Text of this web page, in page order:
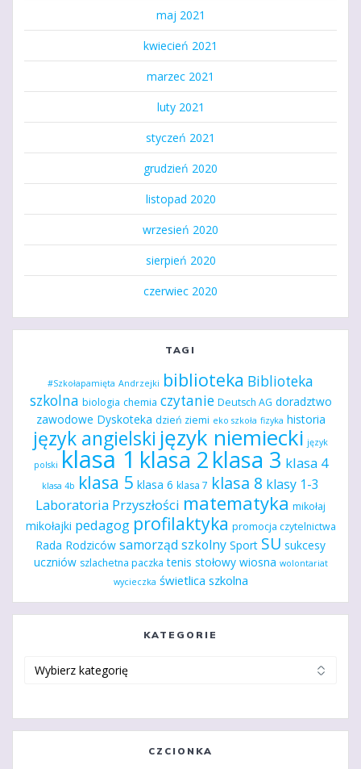
maj 2021
kwiecień 2021
marzec 2021
luty 2021
styczeń 2021
grudzień 2020
listopad 2020
wrzesień 2020
sierpień 2020
czerwiec 2020
TAGI
#Szkołapamięta Andrzejki biblioteka Biblioteka
szkolna biologia chemia czytanie Deutsch AG doradztwo
zawodowe Dyskoteka dzień ziemi eko szkoła fizyka historia
język angielski język niemiecki język
polski klasa 1 klasa 2klasa 3 klasa 4
klasa 4b klasa 5 klasa 6 klasa 7 klasa 8 klasy 1-3
Laboratoria Przyszłości matematyka mikołaj
mikołajki pedagog profilaktyka promocja czytelnictwa
Rada Rodziców samorząd szkolny Sport SU sukcesy
uczniów szlachetna paczka tenis stołowy wiosna wolontariat
wycieczka świetlica szkolna
KATEGORIE
CZCIONKA